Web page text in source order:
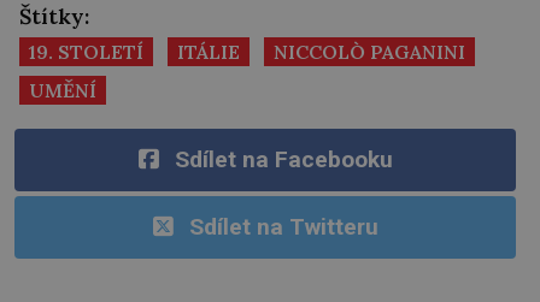
Štítky:
19. STOLETÍ ITÁLIE
NICCOLÒ PAGANINI
UMĚNÍ
Sdílet na Facebooku
Sdílet na Twitteru